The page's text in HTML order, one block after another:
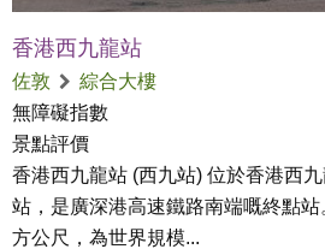
香港西九龍站​
佐敦
綜合大樓
無障礙指數
景點評價
香港西九龍站 (西九站) 位於香港西
站，是廣深港高速鐵路南端嘅終點
方公尺，為世界規模...